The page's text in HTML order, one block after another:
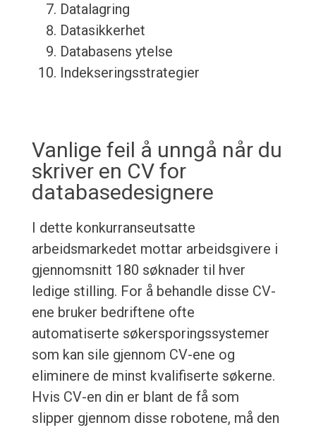
Datalagring
Datasikkerhet
Databasens ytelse
Indekseringsstrategier
Vanlige feil å unngå når du
skriver en CV for
databasedesignere
I dette konkurranseutsatte
arbeidsmarkedet mottar arbeidsgivere i
gjennomsnitt 180 søknader til hver
ledige stilling. For å behandle disse CV-
ene bruker bedriftene ofte
automatiserte søkersporingssystemer
som kan sile gjennom CV-ene og
eliminere de minst kvalifiserte søkerne.
Hvis CV-en din er blant de få som
slipper gjennom disse robotene, må den